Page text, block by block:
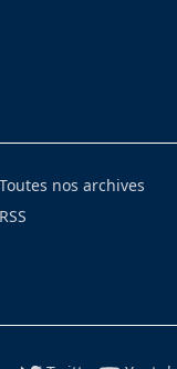
Toutes nos archives
RSS